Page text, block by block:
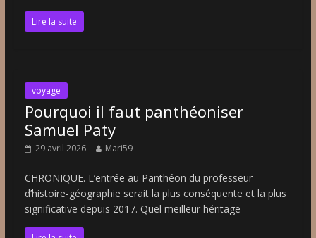
Lire la suite
voyage
Pourquoi il faut panthéoniser
Samuel Paty
29 avril 2026 Mari59
CHRONIQUE. L’entrée au Panthéon du professeur
d’histoire-géographie serait la plus conséquente et la plus
significative depuis 2017. Quel meilleur héritage